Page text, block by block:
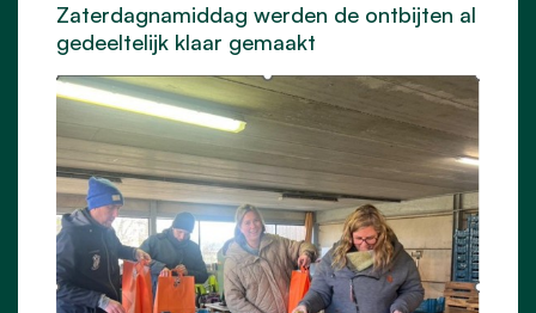
Zaterdagnamiddag werden de ontbijten al
gedeeltelijk klaar gemaakt